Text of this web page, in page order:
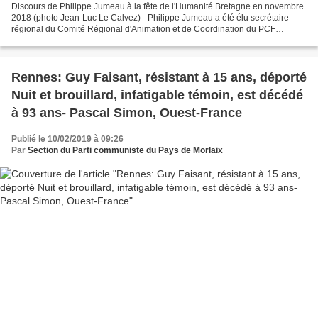
Discours de Philippe Jumeau à la fête de l'Humanité Bretagne en novembre
2018 (photo Jean-Luc Le Calvez) - Philippe Jumeau a été élu secrétaire
régional du Comité Régional d'Animation et de Coordination du PCF
Rennes: Guy Faisant, résistant à 15 ans, déporté
Nuit et brouillard, infatigable témoin, est décédé
à 93 ans- Pascal Simon, Ouest-France
Publié le 10/02/2019 à 09:26
Par Section du Parti communiste du Pays de Morlaix